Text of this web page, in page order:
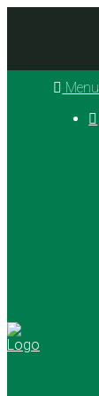
Menu
